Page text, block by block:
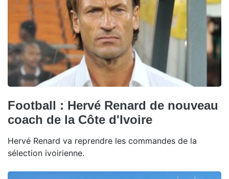
Football : Hervé Renard de nouveau
coach de la Côte d'Ivoire
Hervé Renard va reprendre les commandes de la
sélection ivoirienne.